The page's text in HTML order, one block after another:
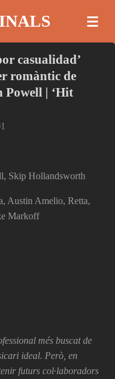
casualidad’
romàntic de
| ‘Hit
Skip Hollandsworth
Austin Amelio, Retta,
Markoff
més buscat de
ideal. Però, en
futurs col·laboradors